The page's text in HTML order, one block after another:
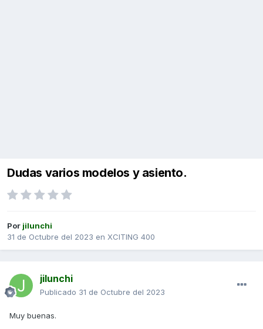
Dudas varios modelos y asiento.
Por jilunchi
31 de Octubre del 2023 en XCITING 400
jilunchi
Publicado 31 de Octubre del 2023
Muy buenas.